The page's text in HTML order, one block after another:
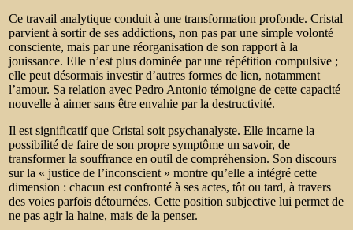
Ce travail analytique conduit à une transformation profonde. Cristal
parvient à sortir de ses addictions, non pas par une simple volonté
consciente, mais par une réorganisation de son rapport à la
jouissance. Elle n’est plus dominée par une répétition compulsive ;
elle peut désormais investir d’autres formes de lien, notamment
l’amour. Sa relation avec Pedro Antonio témoigne de cette capacité
nouvelle à aimer sans être envahie par la destructivité.
Il est significatif que Cristal soit psychanalyste. Elle incarne la
possibilité de faire de son propre symptôme un savoir, de
transformer la souffrance en outil de compréhension. Son discours
sur la « justice de l’inconscient » montre qu’elle a intégré cette
dimension : chacun est confronté à ses actes, tôt ou tard, à travers
des voies parfois détournées. Cette position subjective lui permet de
ne pas agir la haine, mais de la penser.